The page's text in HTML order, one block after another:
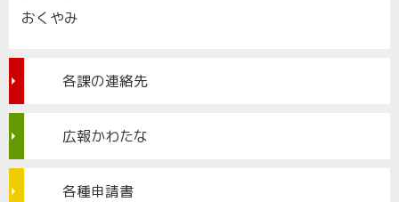
おくやみ
各課の連絡先
広報かわたな
各種申請書